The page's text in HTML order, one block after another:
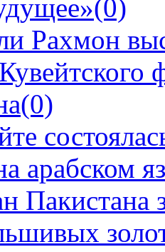
(0)
Рахмон
(0)
арабском
Пакистана